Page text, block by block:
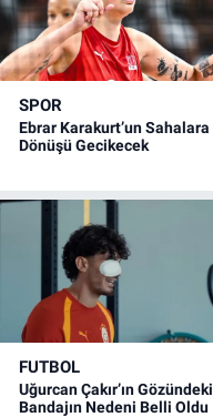
SPOR
Ebrar Karakurt’un Sahalara
Dönüşü Gecikecek
FUTBOL
Uğurcan Çakır’ın Gözündeki
Bandajın Nedeni Belli Oldu